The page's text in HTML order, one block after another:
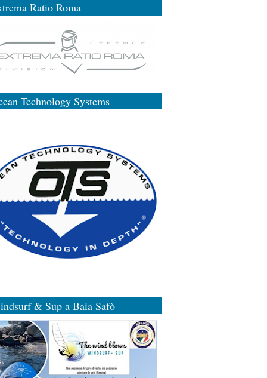
Ratio Roma
Technology Systems
& Sup a Baia Safò